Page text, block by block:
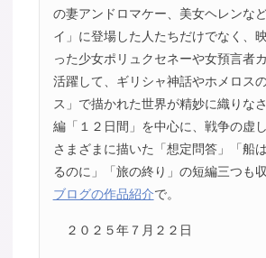
の妻アンドロマケー、美女ヘレンな
イ」に登場した人たちだけでなく、
った少女ポリュクセネーや女預言者
活躍して、ギリシャ神話やホメロス
ス」で描かれた世界が精妙に織りな
編「１２日間」を中心に、戦争の虚
さまざまに描いた「想定問答」「船
るのに」「旅の終り」の短編三つも収
ブログの作品紹介で。
２０２５年７月２２日